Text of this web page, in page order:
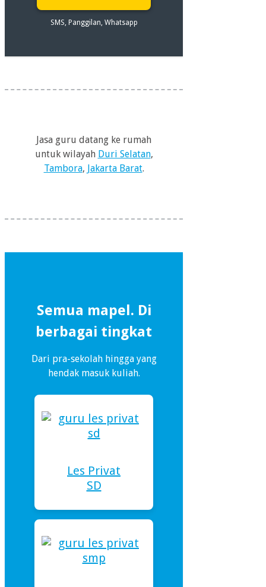
SMS, Panggilan, Whatsapp
Jasa guru datang ke rumah
untuk wilayah Duri Selatan,
Tambora, Jakarta Barat.
Semua mapel. Di
berbagai tingkat
Dari pra-sekolah hingga yang
hendak masuk kuliah.
Les Privat
SD